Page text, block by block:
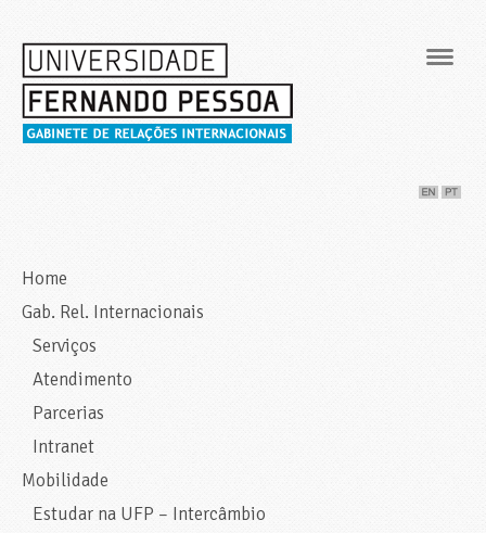
Home
Gab. Rel. Internacionais
Serviços
Atendimento
Parcerias
Intranet
Mobilidade
Estudar na UFP – Intercâmbio